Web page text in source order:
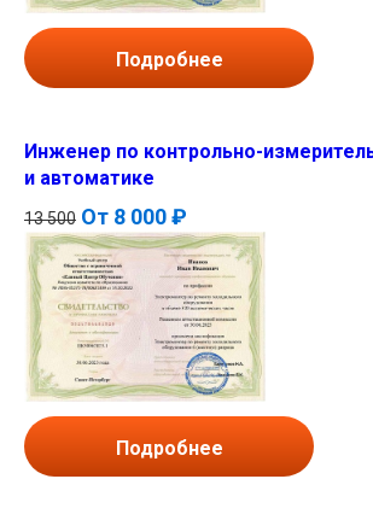
Подробнее
Инженер по контрольно-
и автоматике
13 500 От 8 000 ₽
Подробнее